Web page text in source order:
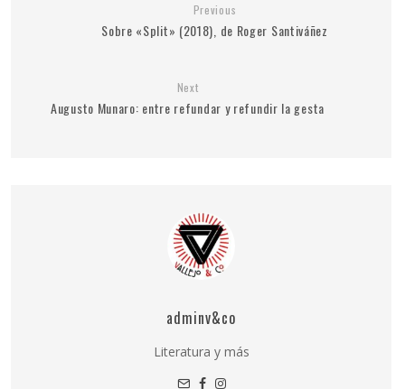
Previous
Sobre «Split» (2018), de Roger Santiváñez
Next
Augusto Munaro: entre refundar y refundir la gesta
adminv&co
Literatura y más